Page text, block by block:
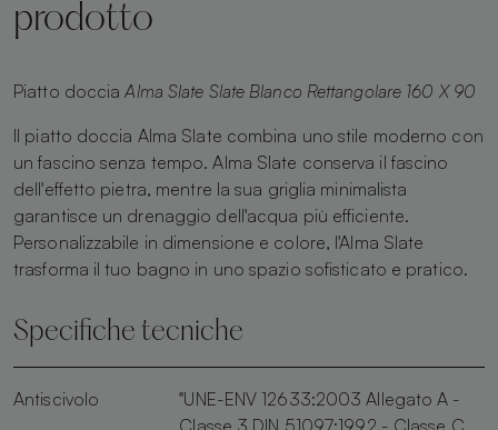
prodotto
Piatto docciaAlma Slate Slate Blanco Rettangolare 160 X 90
Il piatto doccia Alma Slate combina uno stile moderno con
un fascino senza tempo. Alma Slate conserva il fascino
dell'effetto pietra, mentre la sua griglia minimalista
garantisce un drenaggio dell'acqua più efficiente.
Personalizzabile in dimensione e colore, l'Alma Slate
trasforma il tuo bagno in uno spazio sofisticato e pratico.
Specifiche tecniche
Antiscivolo
"UNE-ENV 12633:2003 Allegato A -
Classe 3 DIN 51097:1992 - Classe C